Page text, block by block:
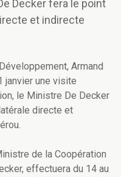
Decker fera le point
et indirecte
Armand
janvier une visite
le Ministre De Decker
directe et
de la Coopération
effectuera du 14 au